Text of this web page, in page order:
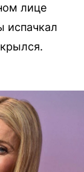
лице
испачкал